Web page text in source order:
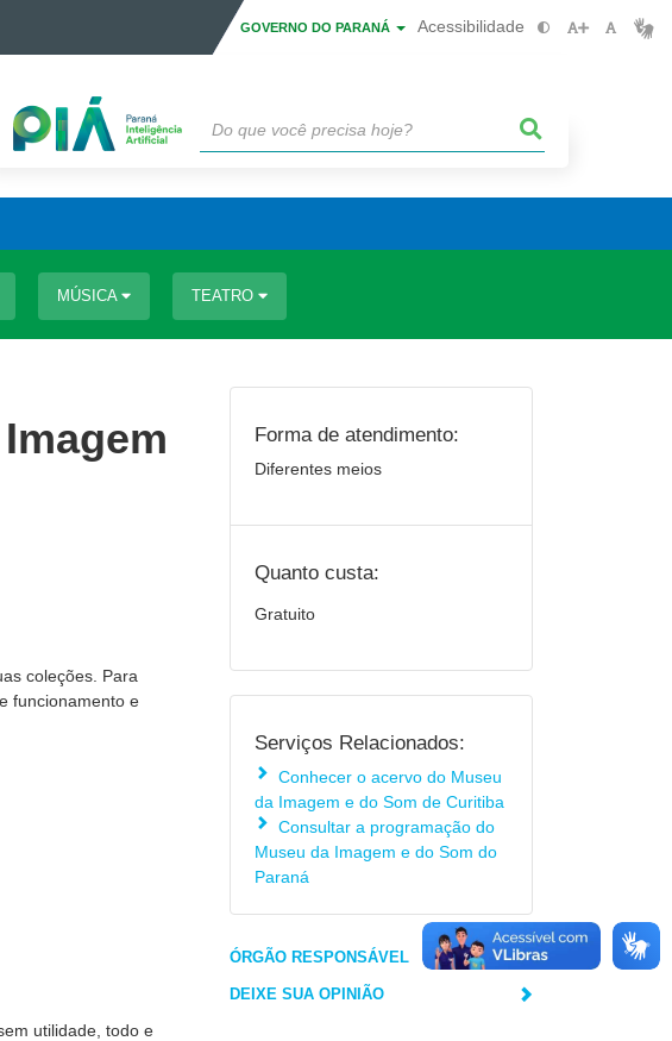
GOVERNO DO PARANÁ Acessibilidade
MÚSICA TEATRO
coleções. Para
funcionamento e
utilidade, todo e
Forma de atendimento:
Diferentes meios
Quanto custa:
Gratuito
Serviços Relacionados:
Conhecer o acervo do Museu
da Imagem e do Som de Curitiba
Consultar a programação do
Museu da Imagem e do Som do
Paraná
ÓRGÃO RESPONSÁVEL
DEIXE SUA OPINIÃO